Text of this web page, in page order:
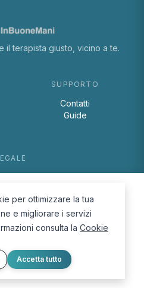
il terapista giusto, vicino a te.
SUPPORTO
Contatti
Guide
Policy
— InBuoneMani
per ottimizzare la tua
e migliorare i servizi
consulta la Cookie
Accetta tutto